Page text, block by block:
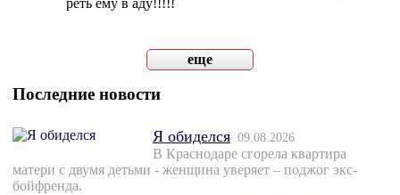
реть ему в аду!!!!!
еще
Последние новости
Я обиделся 09.08.2026
В Краснодаре сгорела квартира
матери с двумя детьми - женщина уверяет – поджог экс-
бойфренда.